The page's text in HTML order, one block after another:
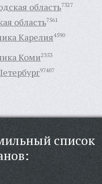
область7327
область7561
Карелия4590
Коми2353
97407
список